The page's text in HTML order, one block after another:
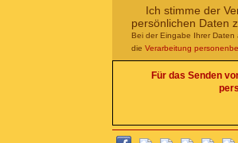
Ich stimme der
persönlichen Daten
Bei der Eingabe Ihrer Daten
die Verarbeitung
Für das Senden